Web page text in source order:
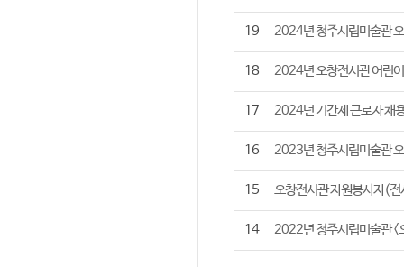
19 2024년 청주시립미술관
18 2024년 오창전시관 어린
17 2024년 기간제 근로자 채
16 2023년 청주시립미술관
15 오창전시관 자원봉사자(
14 2022년 청주시립미술관 <